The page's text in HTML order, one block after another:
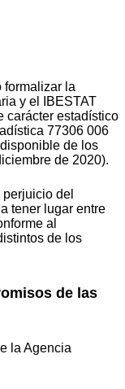
formalizar la
y el IBESTAT
carácter estadístico
77306 006
de los
de 2020).
del
tener lugar entre
al
de los
de las
la Agencia